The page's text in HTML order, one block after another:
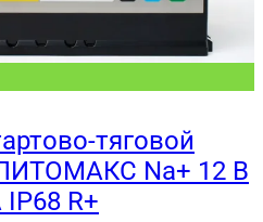
тяговой
Na+ 12 В
IP68 R+